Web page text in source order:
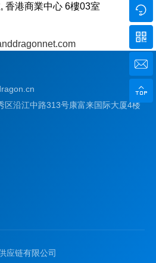
香港商業中心 6樓03室
区沿江中路313号康富来国际大厦4楼
应链有限公司



